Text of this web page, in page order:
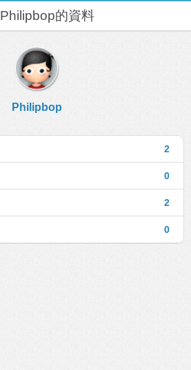
Philipbop的資料
Philipbop
2
0
2
0